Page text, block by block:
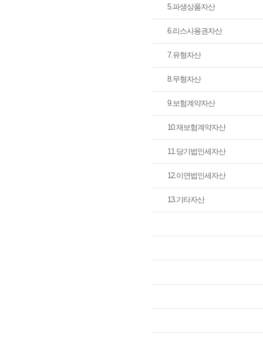
5.파생상품자산
6.리스사용권자산
7.유형자산
8.무형자산
9.보험계약자산
10.재보험계약자산
11.당기법인세자산
12.이연법인세자산
13.기타자산